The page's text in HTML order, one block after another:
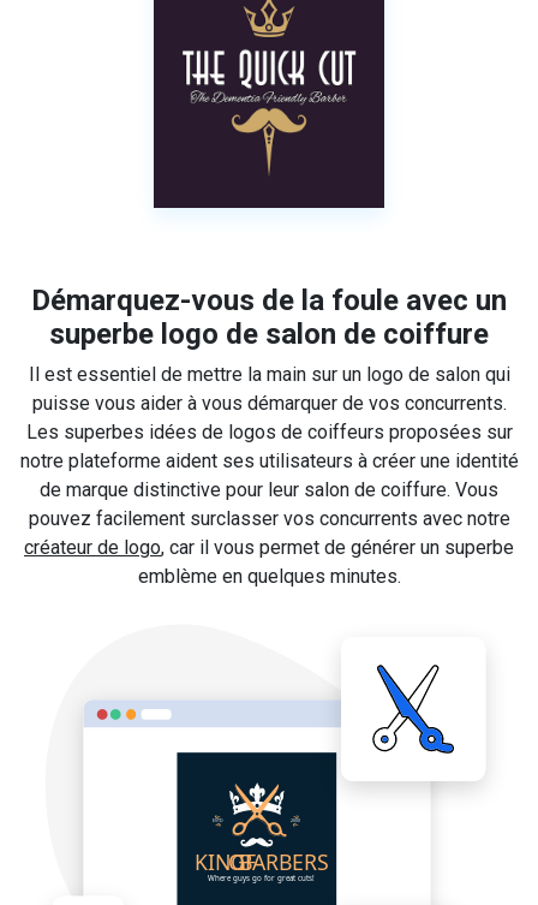
Démarquez-vous de la foule avec un
superbe logo de salon de coiffure
Il est essentiel de mettre la main sur un logo de salon qui
puisse vous aider à vous démarquer de vos concurrents.
Les superbes idées de logos de coiffeurs proposées sur
notre plateforme aident ses utilisateurs à créer une identité
de marque distinctive pour leur salon de coiffure. Vous
pouvez facilement surclasser vos concurrents avec notre
créateur de logo, car il vous permet de générer un superbe
emblème en quelques minutes.